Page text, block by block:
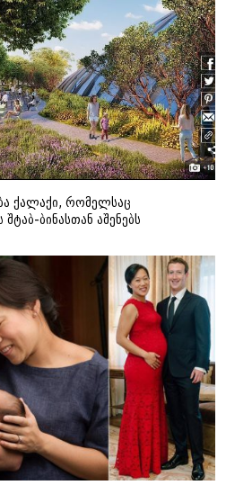
ქალაქი, რომელსაც
ბინასთან აშენებს